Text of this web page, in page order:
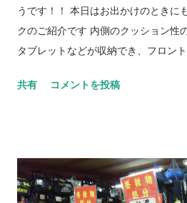
うです！！ 本日はお出かけのときに
クのご紹介です 内側のクッション性
タブレットなどが収納でき、フロン
どが入り、スポーツはもちろん通学
ットショップ・外商で販売のため
い よろしくお願いいたします！！
共有 コメントを投稿